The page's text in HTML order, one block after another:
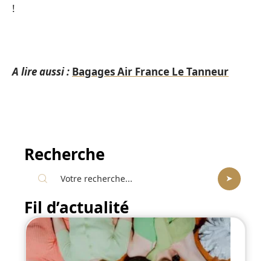
!
A lire aussi : Bagages Air France Le Tanneur
Recherche
Fil d’actualité